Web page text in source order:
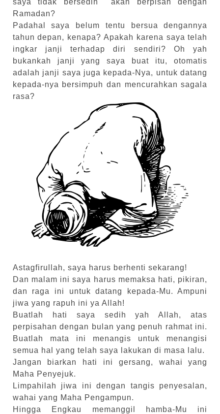
Ramadan?
Padahal saya belum tentu bersua dengannya
tahun depan, kenapa? Apakah karena saya telah
ingkar janji terhadap diri sendiri? Oh yah
bukankah janji yang saya buat itu, otomatis
adalah janji saya juga kepada-Nya, untuk datang
kepada-nya bersimpuh dan mencurahkan sagala
rasa?
Astagfirullah, saya harus berhenti sekarang!
Dan malam ini saya harus memaksa hati, pikiran,
dan raga ini untuk datang kepada-Mu. Ampuni
jiwa yang rapuh ini ya Allah!
Buatlah hati saya sedih yah Allah, atas
perpisahan dengan bulan yang penuh rahmat ini.
Buatlah mata ini menangis untuk menangisi
semua hal yang telah saya lakukan di masa lalu.
Jangan biarkan hati ini gersang, wahai yang
Maha Penyejuk.
Limpahilah jiwa ini dengan tangis penyesalan,
wahai yang Maha Pengampun.
Hingga Engkau memanggil hamba-Mu ini